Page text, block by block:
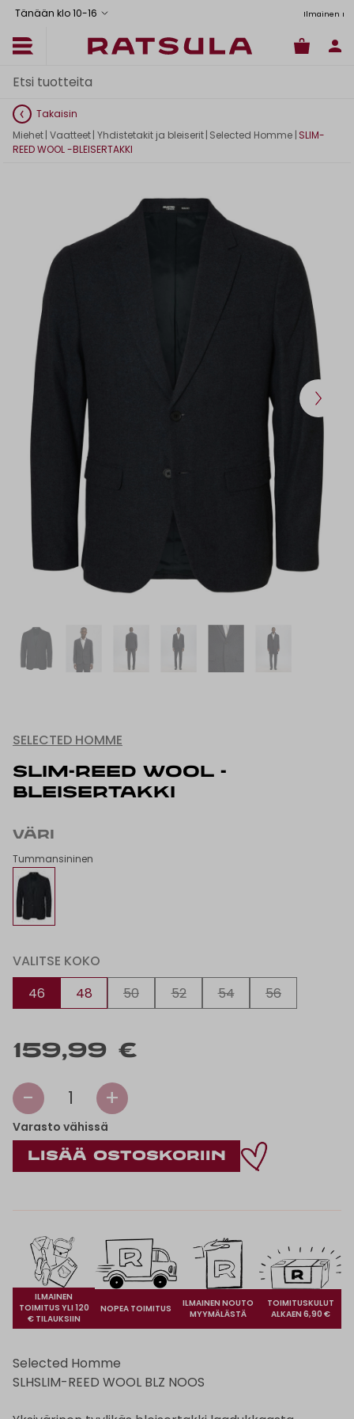
Tänään klo 10-16
Toimituskulut alk. 6,90€
Manner-Suomeen yli 120 euron tilauksiin Ilmainen nouto myymälästä
Takaisin
Miehet| Vaatteet| Yhdistetakit ja bleiserit | Selected Homme | SLIM-
REED WOOL -BLEISERTAKKI
SELECTED HOMME
SLIM-REED WOOL -
BLEISERTAKKI
VÄRI
Tummansininen
VALITSE KOKO
46
48 50 52 54 56
159,99 €
- 1 +
Varasto vähissä
ILMAINEN
TOIMITUS YLI 120
€ TILAUKSIIN
NOPEA TOIMITUS
ILMAINEN NOUTO
MYYMÄLÄSTÄ
TOIMITUSKULUT
ALKAEN 6,90 €
Selected Homme
SLHSLIM-REED WOOL BLZ NOOS